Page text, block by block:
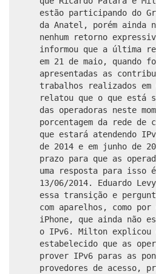
estão participando do
da Anatel, porém ainda
nenhum retorno
informou que a última
em 21 de maio, quando
apresentadas as
trabalhos realizados em
relatou que o que está
das operadoras neste
porcentagem da rede de
que estará atendendo
de 2014 e em junho de
prazo para que as
uma resposta para isso
13/06/2014. Eduardo
essa transição e
com aparelhos, como por
iPhone, que ainda não
o IPv6. Milton explicou
estabelecido que as
prover IPv6 paras as
provedores de acesso,